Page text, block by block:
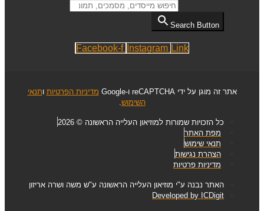
Search Button
Facebook-f Instagram Link
אתר זה מוגן על ידי reCAPTCHA ו-Google מדיניות הפרטיות ותנאי
השימוש
כל הזכויות שמורות למוזיאון העלייה הראשונה © 2026
מפת האתר
תנאי שימוש
הצהרת נגישות
מדיניות פרטיות
האתר נבנה ע"י מוזיאון העלייה הראשונה ע"ש משה ושרה אריזון
Developed by ICDigit